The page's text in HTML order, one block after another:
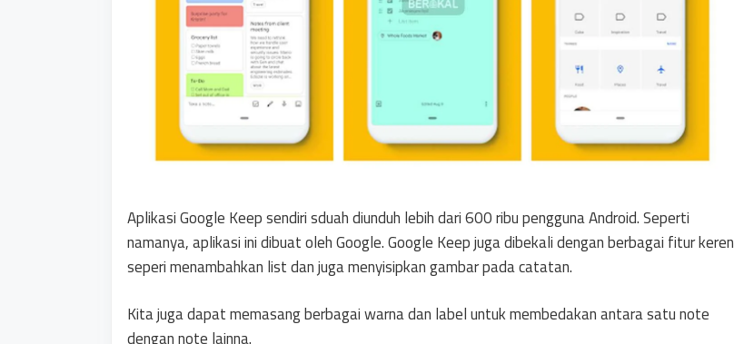
Aplikasi Google Keep sendiri sduah diunduh lebih dari 600 ribu pengguna Android. Seperti
namanya, aplikasi ini dibuat oleh Google. Google Keep juga dibekali dengan berbagai fitur keren
seperi menambahkan list dan juga menyisipkan gambar pada catatan.
Kita juga dapat memasang berbagai warna dan label untuk membedakan antara satu note
dengan note lainna.